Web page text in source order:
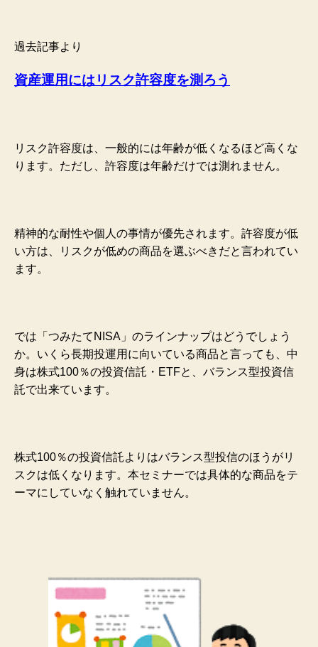
過去記事より
資産運用にはリスク許容度を測ろう
リスク許容度は、一般的には年齢が低くなるほど高くな
ります。ただし、許容度は年齢だけでは測れません。
精神的な耐性や個人の事情が優先されます。許容度が低
い方は、リスクが低めの商品を選ぶべきだと言われてい
ます。
では「つみたてNISA」のラインナップはどうでしょう
か。いくら長期投運用に向いている商品と言っても、中
身は株式100％の投資信託・ETFと、バランス型投資信
託で出来ています。
株式100％の投資信託よりはバランス型投信のほうがリ
スクは低くなります。本セミナーでは具体的な商品をテ
ーマにしていなく触れていません。